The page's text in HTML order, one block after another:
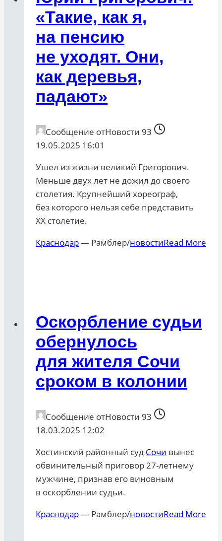
«Такие, как я,
на пенсию
не уходят. Они,
как деревья,
падают»
Сообщение отНовости 93
19.05.2025 16:01
Ушел из жизни великий Григорович.
Меньше двух лет не дожил до своего
столетия. Крупнейший хореограф,
без которого нельзя себе представить
ХХ столетие.
Краснодар— Рамблер/новостиRead More
Оскорбление судьи
обернулось
для жителя Сочи
сроком в колонии
Сообщение отНовости 93
18.03.2025 12:02
Хостинский районный суд Сочи вынес
обвинительный приговор 27-летнему
мужчине, признав его виновным
в оскорблении судьи.
Краснодар— Рамблер/новостиRead More